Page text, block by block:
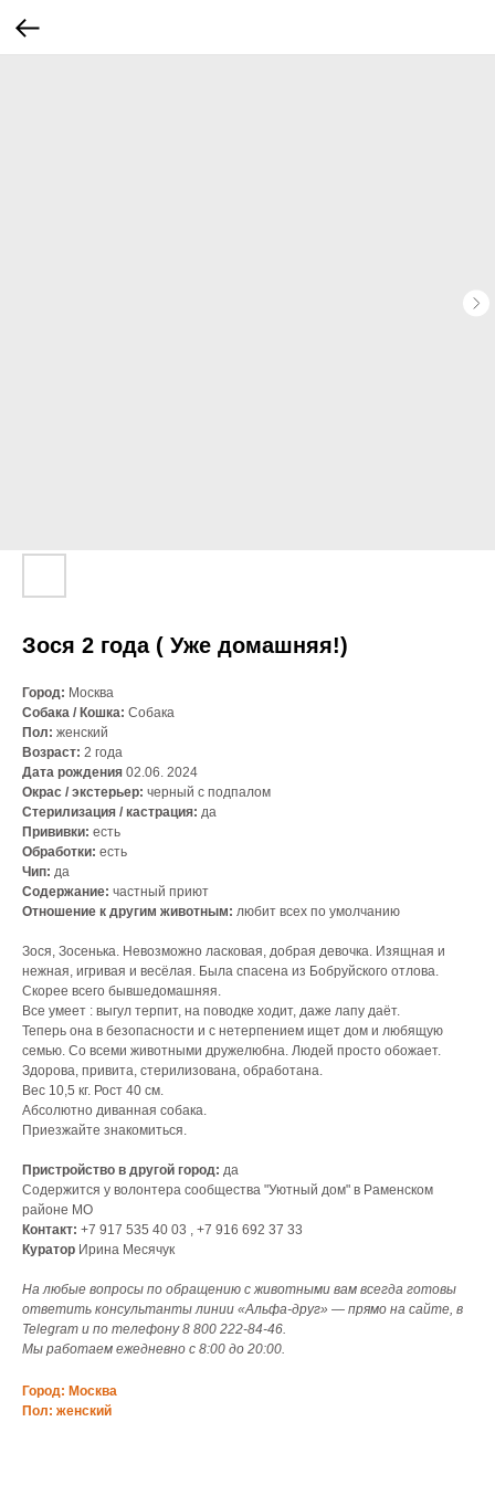
Зося 2 года ( Уже домашняя!)
Город: Москва
Собака / Кошка: Собака
Пол: женский
Возраст: 2 года
Дата рождения 02.06. 2024
Окрас / экстерьер: черный с подпалом
Стерилизация / кастрация: да
Прививки: есть
Обработки: есть
Чип: да
Содержание: частный приют
Отношение к другим животным: любит всех по умолчанию
Зося, Зосенька. Невозможно ласковая, добрая девочка. Изящная и
нежная, игривая и весёлая. Была спасена из Бобруйского отлова.
Скорее всего бывшедомашняя.
Все умеет : выгул терпит, на поводке ходит, даже лапу даёт.
Теперь она в безопасности и с нетерпением ищет дом и любящую
семью. Со всеми животными дружелюбна. Людей просто обожает.
Здорова, привита, стерилизована, обработана.
Вес 10,5 кг. Рост 40 см.
Абсолютно диванная собака.
Приезжайте знакомиться.
Пристройство в другой город: да
Содержится у волонтера сообщества "Уютный дом" в Раменском
районе МО
Контакт: +7 917 535 40 03 , +7 916 692 37 33
Куратор Ирина Месячук
На любые вопросы по обращению с животными вам всегда готовы
ответить консультанты линии «Альфа-друг» — прямо на сайте, в
Telegram и по телефону 8 800 222‑84‑46.
Мы работаем ежедневно с 8:00 до 20:00.
Город: Москва
Пол: женский